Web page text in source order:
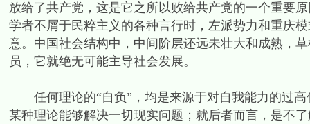
放给了共产党，这是它之所以败给共产党的一个重要
学者不屑于民粹主义的各种言行时，左派势力和重庆
意。中国社会结构中，中间阶层还远未壮大和成熟，
员，它就绝无可能主导社会发展。
任何理论的“自负”，均是来源于对自我能力的过高
某种理论能够解决一切现实问题；就后者而言，是不